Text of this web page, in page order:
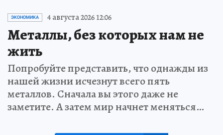
ЭКОНОМИКА 4 августа 2026 12:06
Металлы, без которых нам не
жить
Попробуйте представить, что однажды из
нашей жизни исчезнут всего пять
металлов. Сначала вы этого даже не
заметите. А затем мир начнет меняться…